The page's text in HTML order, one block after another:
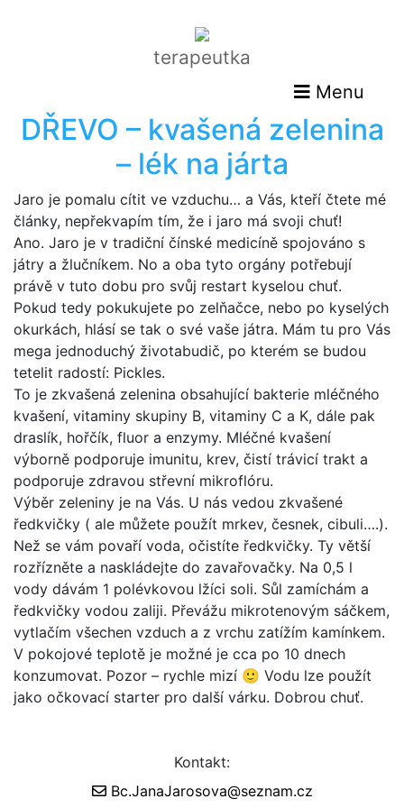
terapeutka
Menu
DŘEVO – kvašená zelenina
– lék na járta
Jaro je pomalu cítit ve vzduchu… a Vás, kteří čtete mé
články, nepřekvapím tím, že i jaro má svoji chuť!
Ano. Jaro je v tradiční čínské medicíně spojováno s
játry a žlučníkem. No a oba tyto orgány potřebují
právě v tuto dobu pro svůj restart kyselou chuť.
Pokud tedy pokukujete po zelňačce, nebo po kyselých
okurkách, hlásí se tak o své vaše játra. Mám tu pro Vás
mega jednoduchý životabudič, po kterém se budou
tetelit radostí: Pickles.
To je zkvašená zelenina obsahující bakterie mléčného
kvašení, vitaminy skupiny B, vitaminy C a K, dále pak
draslík, hořčík, fluor a enzymy. Mléčné kvašení
výborně podporuje imunitu, krev, čistí trávicí trakt a
podporuje zdravou střevní mikroflóru.
Výběr zeleniny je na Vás. U nás vedou zkvašené
ředkvičky ( ale můžete použít mrkev, česnek, cibuli….).
Než se vám povaří voda, očistíte ředkvičky. Ty větší
rozřízněte a naskládejte do zavařovačky. Na 0,5 l
vody dávám 1 polévkovou lžíci soli. Sůl zamíchám a
ředkvičky vodou zaliji. Převážu mikrotenovým sáčkem,
vytlačím všechen vzduch a z vrchu zatížím kamínkem.
V pokojové teplotě je možné je cca po 10 dnech
konzumovat. Pozor – rychle mizí 🙂 Vodu lze použít
jako očkovací starter pro další várku. Dobrou chuť.
Kontakt:
Bc.JanaJarosova@seznam.cz